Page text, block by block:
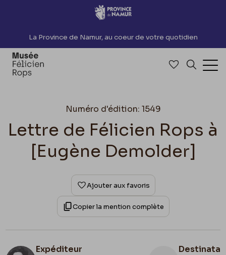
Accèder directement au contenu
La Province de Namur, au coeur de votre quotidien
Accéder à
Numéro d'édition: 1549
Lettre de Félicien Rops à
[Eugène Demolder]
Ajouter aux favoris
Copier la mention complète
Expéditeur